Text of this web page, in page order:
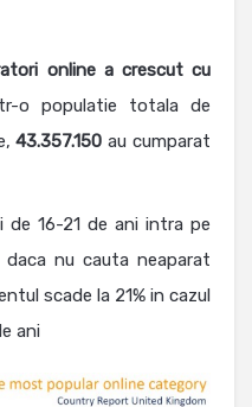
online a crescut cu
o populatie totala de
43.357.150 au cumparat
de 16-21 de ani intra pe
nu cauta neaparat
scade la 21% in cazul
ani